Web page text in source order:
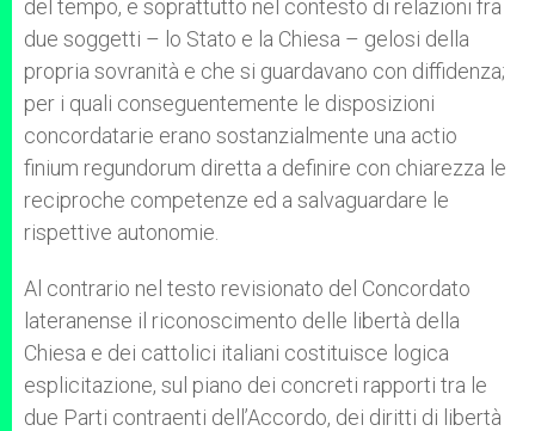
del tempo, e soprattutto nel contesto di relazioni fra
due soggetti – lo Stato e la Chiesa – gelosi della
propria sovranità e che si guardavano con diffidenza;
per i quali conseguentemente le disposizioni
concordatarie erano sostanzialmente una actio
finium regundorum diretta a definire con chiarezza le
reciproche competenze ed a salvaguardare le
rispettive autonomie.
Al contrario nel testo revisionato del Concordato
lateranense il riconoscimento delle libertà della
Chiesa e dei cattolici italiani costituisce logica
esplicitazione, sul piano dei concreti rapporti tra le
due Parti contraenti dell’Accordo, dei diritti di libertà